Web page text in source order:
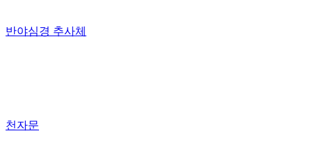
반야심경 추사체
천자문